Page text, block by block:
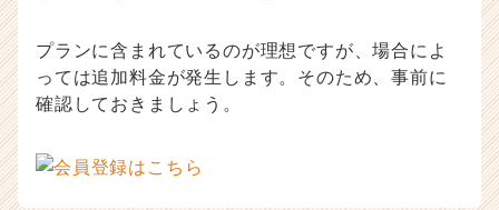
プランに含まれているのが理想ですが、場合によ
っては追加料金が発生します。そのため、事前に
確認しておきましょう。